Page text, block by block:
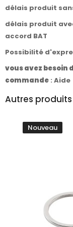
délais produit
délais produit
accord BAT
Possibilité
vous avez besoin
commande : Aide
Autres
Nouveau